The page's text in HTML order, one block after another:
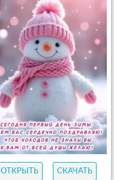
ОТКРЫТЬ СКАЧАТЬ